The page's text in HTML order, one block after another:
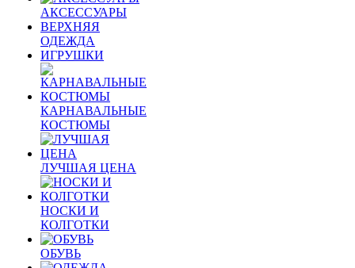
АКСЕССУАРЫ
ВЕРХНЯЯ
ОДЕЖДА
ИГРУШКИ
КАРНАВАЛЬНЫЕ
КОСТЮМЫ
ЛУЧШАЯ ЦЕНА
НОСКИ И
КОЛГОТКИ
ОБУВЬ